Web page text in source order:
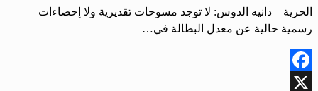
الحرية – دانيه الدوس: لا توجد مسوحات تقديرية ولا إحصاءات
رسمية حالية عن معدل البطالة في…
Facebook